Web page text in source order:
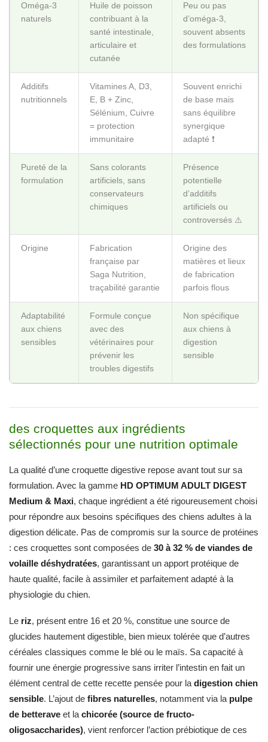
Oméga-3
naturels
Huile de poisson
contribuant à la
santé intestinale,
articulaire et
cutanée
Peu ou pas
d’oméga-3,
souvent absents
des formulations
Additifs
nutritionnels
Vitamines A, D3,
E, B + Zinc,
Sélénium, Cuivre
= protection
immunitaire
Souvent enrichi
de base mais
sans équilibre
synergique
adapté ❗
Pureté de la
formulation
Sans colorants
artificiels, sans
conservateurs
chimiques
Présence
potentielle
d’additifs
artificiels ou
controversés ⚠️
Origine
Fabrication
française par
Saga Nutrition,
traçabilité garantie
Origine des
matières et lieux
de fabrication
parfois flous
Adaptabilité
aux chiens
sensibles
Formule conçue
avec des
vétérinaires pour
prévenir les
troubles digestifs
Non spécifique
aux chiens à
digestion
sensible
des croquettes aux ingrédients
sélectionnés pour une nutrition optimale
La qualité d’une croquette digestive repose avant tout sur sa
formulation. Avec la gamme HD OPTIMUM ADULT DIGEST
Medium & Maxi, chaque ingrédient a été rigoureusement choisi
pour répondre aux besoins spécifiques des chiens adultes à la
digestion délicate. Pas de compromis sur la source de protéines
: ces croquettes sont composées de 30 à 32 % de viandes de
volaille déshydratées, garantissant un apport protéique de
haute qualité, facile à assimiler et parfaitement adapté à la
physiologie du chien.
Le riz, présent entre 16 et 20 %, constitue une source de
glucides hautement digestible, bien mieux tolérée que d’autres
céréales classiques comme le blé ou le maïs. Sa capacité à
fournir une énergie progressive sans irriter l’intestin en fait un
élément central de cette recette pensée pour la digestion chien
sensible. L’ajout de fibres naturelles, notamment via la pulpe
de betterave et la chicorée (source de fructo-
oligosaccharides), vient renforcer l’action prébiotique de ces